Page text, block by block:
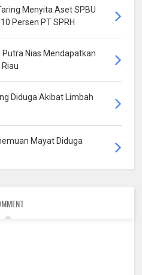
Menyita Aset SPBU
Persen PT SPRH
Nias Mendapatkan
Diduga Akibat Limbah
Mayat Diduga